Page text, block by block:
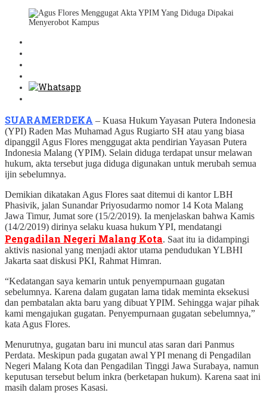
SUARAMERDEKA – Kuasa Hukum Yayasan Putera Indonesia
(YPI) Raden Mas Muhamad Agus Rugiarto SH atau yang biasa
dipanggil Agus Flores menggugat akta pendirian Yayasan Putera
Indonesia Malang (YPIM). Selain diduga terdapat unsur melawan
hukum, akta tersebut juga diduga digunakan untuk merubah semua
ijin sebelumnya.
Demikian dikatakan Agus Flores saat ditemui di kantor LBH
Phasivik, jalan Sunandar Priyosudarmo nomor 14 Kota Malang
Jawa Timur, Jumat sore (15/2/2019). Ia menjelaskan bahwa Kamis
(14/2/2019) dirinya selaku kuasa hukum YPI, mendatangi
Pengadilan Negeri Malang Kota. Saat itu ia didampingi
aktivis nasional yang menjadi aktor utama pendudukan YLBHI
Jakarta saat diskusi PKI, Rahmat Himran.
“Kedatangan saya kemarin untuk penyempurnaan gugatan
sebelumnya. Karena dalam gugatan lama tidak meminta eksekusi
dan pembatalan akta baru yang dibuat YPIM. Sehingga wajar pihak
kami mengajukan gugatan. Penyempurnaan gugatan sebelumnya,”
kata Agus Flores.
Menurutnya, gugatan baru ini muncul atas saran dari Panmus
Perdata. Meskipun pada gugatan awal YPI menang di Pengadilan
Negeri Malang Kota dan Pengadilan Tinggi Jawa Surabaya, namun
keputusan tersebut belum inkra (berketapan hukum). Karena saat ini
masih dalam proses Kasasi.